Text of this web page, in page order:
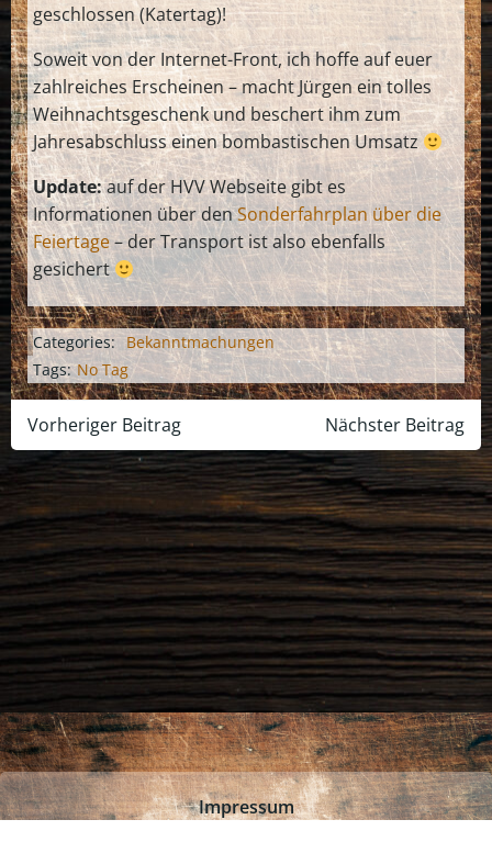
geschlossen (Katertag)!
Soweit von der Internet-Front, ich hoffe auf euer
zahlreiches Erscheinen – macht Jürgen ein tolles
Weihnachtsgeschenk und beschert ihm zum
Jahresabschluss einen bombastischen Umsatz
Update:auf der HVV Webseite gibt es
Informationen über denSonderfahrplan über die
Feiertage– der Transport ist also ebenfalls
gesichert
Categories: Bekanntmachungen
Tags: No Tag
Post
navigation
Vorheriger Beitrag
Post
navigation
Nächster Beitrag
Impressum